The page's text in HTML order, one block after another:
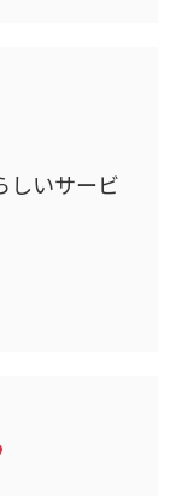
しいサービ